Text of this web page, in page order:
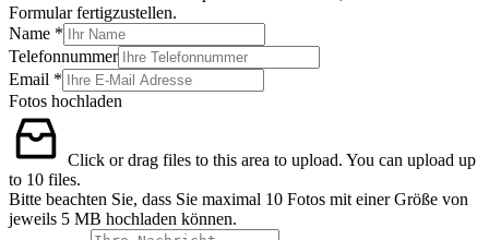
Formular fertigzustellen.
Name *
Telefonnummer
Kommentar
Telefonnummer
Fotos
Email *
Fotos hochladen
Click or drag files to this area to upload. You can upload up
to 10 files.
Bitte beachten Sie, dass Sie maximal 10 Fotos mit einer Größe von
jeweils 5 MB hochladen können.